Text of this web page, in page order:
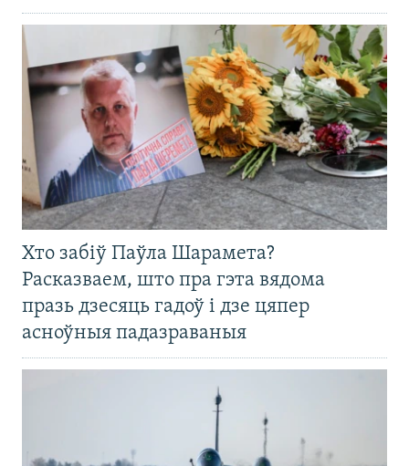
Хто забіў Паўла Шарамета?
Расказваем, што пра гэта вядома
празь дзесяць гадоў і дзе цяпер
асноўныя падазраваныя